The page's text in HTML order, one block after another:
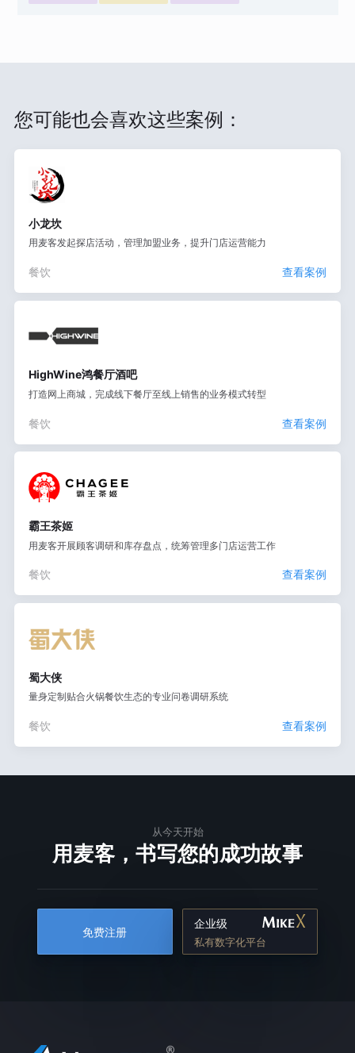
您可能也会喜欢这些案例：
小龙坎
用麦客发起探店活动，管理加盟业务，提升门店运营能力
餐饮 查看案例
HighWine鸿餐厅酒吧
打造网上商城，完成线下餐厅至线上销售的业务模式转型
餐饮 查看案例
霸王茶姬
用麦客开展顾客调研和库存盘点，统筹管理多门店运营工作
餐饮 查看案例
蜀大侠
量身定制贴合火锅餐饮生态的专业问卷调研系统
餐饮 查看案例
从今天开始
用麦客，书写您的成功故事
免费注册
企业级
私有数字化平台